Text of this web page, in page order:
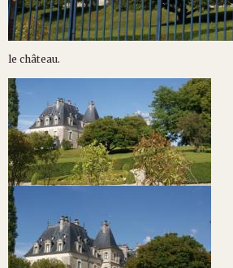
le château.